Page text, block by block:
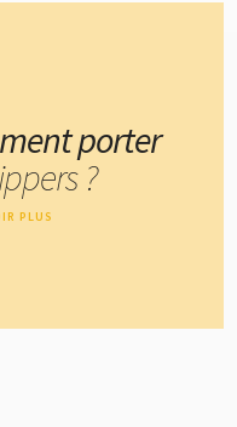
porter
?
PLUS